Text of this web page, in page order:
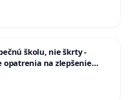
školu, nie škrty -
na zlepšenie